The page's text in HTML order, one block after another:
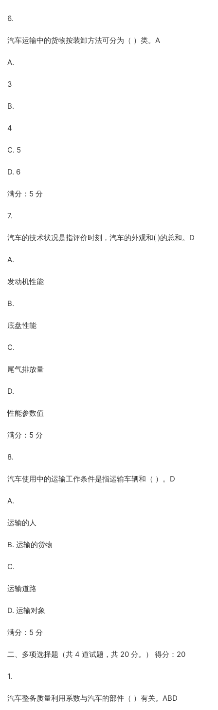
6.
汽车运输中的货物按装卸方法可分为（ ）类。A
A.
3
B.
4
C. 5
D. 6
满分：5 分
7.
汽车的技术状况是指评价时刻，汽车的外观和( )的总和。D
A.
发动机性能
B.
底盘性能
C.
尾气排放量
D.
性能参数值
满分：5 分
8.
汽车使用中的运输工作条件是指运输车辆和（ ）。D
A.
运输的人
B. 运输的货物
C.
运输道路
D. 运输对象
满分：5 分
二、多项选择题（共 4 道试题，共 20 分。） 得分：20
1.
汽车整备质量利用系数与汽车的部件（ ）有关。ABD